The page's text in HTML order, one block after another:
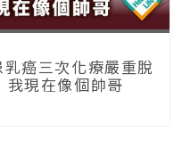
癌三次化療嚴重脫
我現在像個帥哥